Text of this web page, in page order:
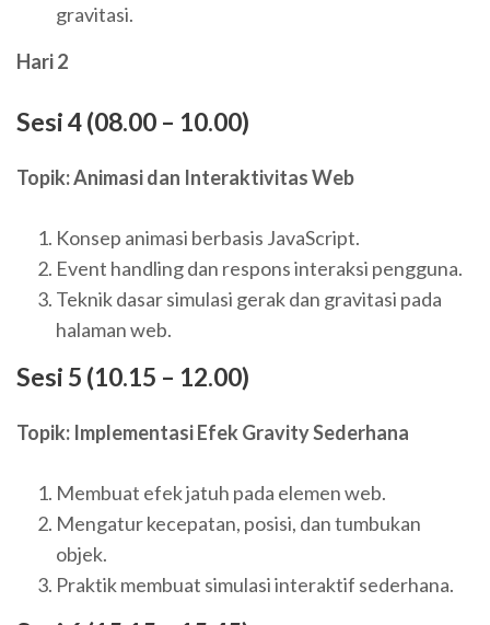
gravitasi.
Hari 2
Sesi 4 (08.00 – 10.00)
Topik: Animasi dan Interaktivitas Web
Konsep animasi berbasis JavaScript.
Event handling dan respons interaksi pengguna.
Teknik dasar simulasi gerak dan gravitasi pada
halaman web.
Sesi 5 (10.15 – 12.00)
Topik: Implementasi Efek Gravity Sederhana
Membuat efek jatuh pada elemen web.
Mengatur kecepatan, posisi, dan tumbukan
objek.
Praktik membuat simulasi interaktif sederhana.